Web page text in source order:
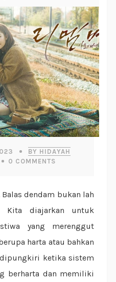
BY HIDAYAH
0 COMMENTS
Kita diajarkan untuk
yang merenggut
harta atau bahkan
ketika sistem
berharta dan memiliki